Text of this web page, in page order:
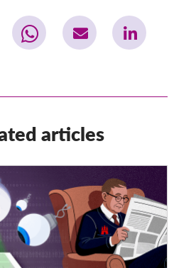
articles